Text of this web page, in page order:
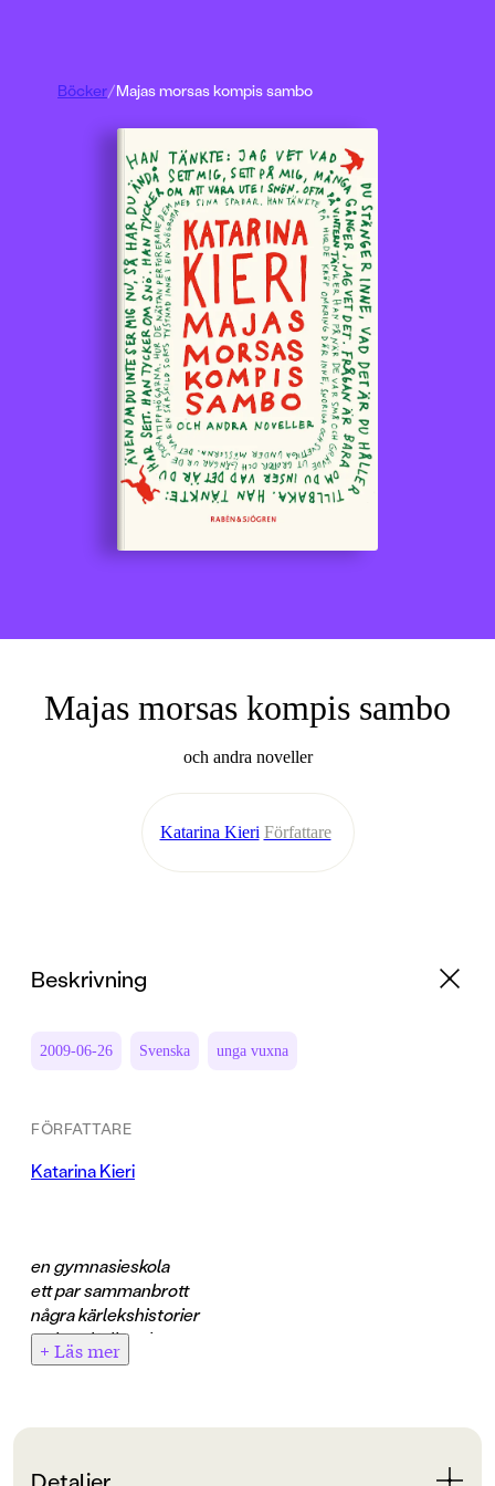
Majas morsas kompis sambo
och andra noveller
Katarina Kieri Författare
Böcker/Majas morsas kompis sambo
Beskrivning
2009-06-26 Svenska unga vuxna
FÖRFATTARE
Katarina Kieri
en gymnasieskola
ett par sammanbrott
några kärlekshistorier
en handfull svek
mycket rädsla
+ Läs mer